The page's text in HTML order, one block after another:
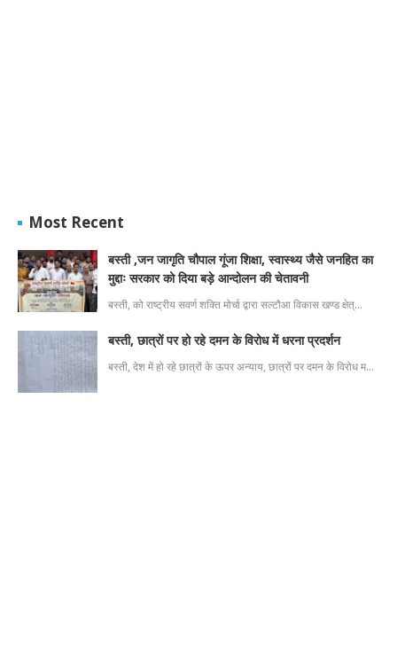
Most Recent
बस्ती ,जन जागृति चौपाल गूंजा शिक्षा, स्वास्थ्य जैसे जनहित का
मुद्दाः सरकार को दिया बड़े आन्दोलन की चेतावनी
बस्ती, को राष्ट्रीय सवर्ण शक्ति मोर्चा द्वारा सल्टौआ विकास खण्ड क्षेत्…
बस्ती, छात्रों पर हो रहे दमन के विरोध में धरना प्रदर्शन
बस्ती, देश में हो रहे छात्रों के ऊपर अन्याय, छात्रों पर दमन के विरोध म…